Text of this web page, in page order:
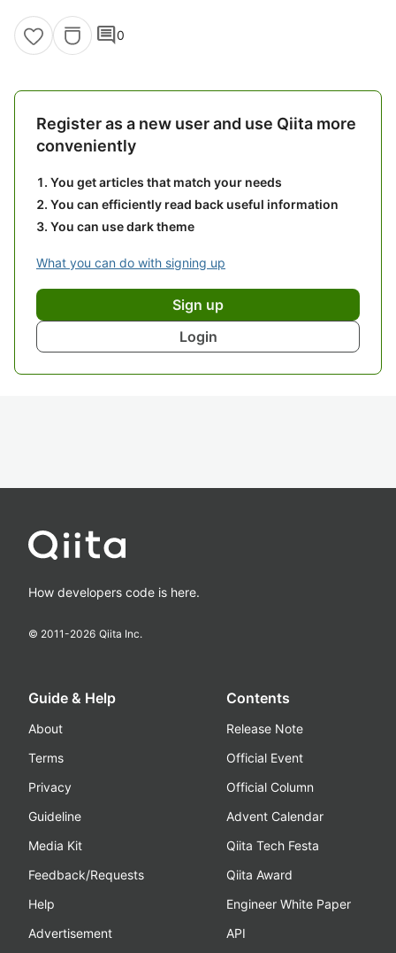
comment0
Register as a new user and use Qiita more
conveniently
You get articles that match your needs
You can efficiently read back useful information
You can use dark theme
What you can do with signing up
Sign up
Login
How developers code is here.
© 2011-2026 Qiita Inc.
Guide & Help
About
Terms
Privacy
Guideline
Media Kit
Feedback/Requests
Help
Advertisement
Contents
Release Note
Official Event
Official Column
Advent Calendar
Qiita Tech Festa
Qiita Award
Engineer White Paper
API